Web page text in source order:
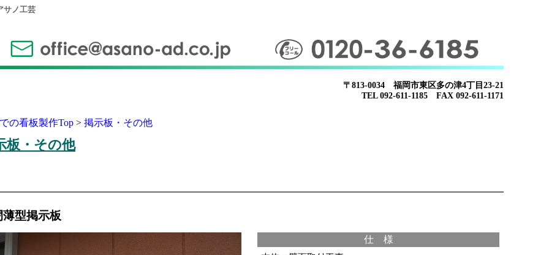
サノ工芸
〒813-0034 福岡市東区多の津4丁目23-21
TEL 092-611-1185 FAX 092-611-1171
の看板製作Top 掲示板・その他
板・その他
薄型掲示板
仕 様